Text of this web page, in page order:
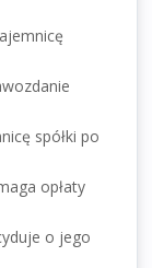
spółki po
opłaty
o jego